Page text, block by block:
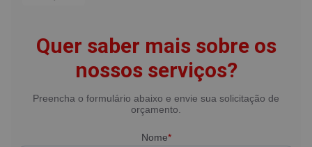
Quer saber mais sobre os
nossos serviços?
Preencha o formulário abaixo e envie sua solicitação de
orçamento.
Nome*